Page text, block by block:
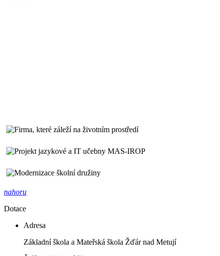
nahoru
Dotace
Adresa
Základní škola a Mateřská škola Žďár nad Metují